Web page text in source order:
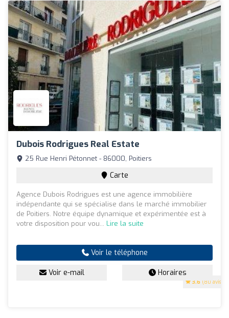
Dubois Rodrigues Real Estate
3.6 (80 avis)
25 Rue Henri Pétonnet - 86000, Poitiers
Carte
Agence Dubois Rodrigues est une agence immobilière
indépendante qui se spécialise dans le marché immobilier
de Poitiers. Notre équipe dynamique et expérimentée est à
votre disposition pour vou... Lire la suite
Voir le téléphone
Voir e-mail Horaires